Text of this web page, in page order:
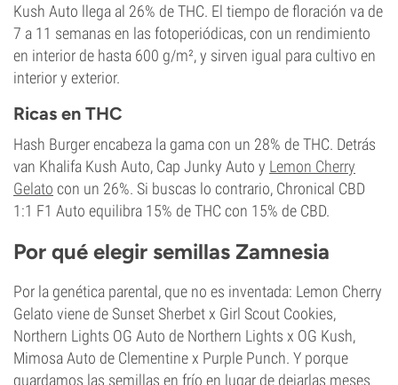
Kush Auto llega al 26% de THC. El tiempo de floración va de
7 a 11 semanas en las fotoperiódicas, con un rendimiento
en interior de hasta 600 g/m², y sirven igual para cultivo en
interior y exterior.
Ricas en THC
Hash Burger encabeza la gama con un 28% de THC. Detrás
van Khalifa Kush Auto, Cap Junky Auto y Lemon Cherry
Gelato con un 26%. Si buscas lo contrario, Chronical CBD
1:1 F1 Auto equilibra 15% de THC con 15% de CBD.
Por qué elegir semillas Zamnesia
Por la genética parental, que no es inventada: Lemon Cherry
Gelato viene de Sunset Sherbet x Girl Scout Cookies,
Northern Lights OG Auto de Northern Lights x OG Kush,
Mimosa Auto de Clementine x Purple Punch. Y porque
guardamos las semillas en frío en lugar de dejarlas meses